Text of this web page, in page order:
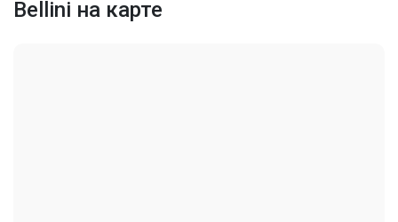
Стиральная машина
Bellini на карте